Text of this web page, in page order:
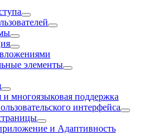
элементы
и многоязыковая поддержка
интерфейса
и Адаптивность